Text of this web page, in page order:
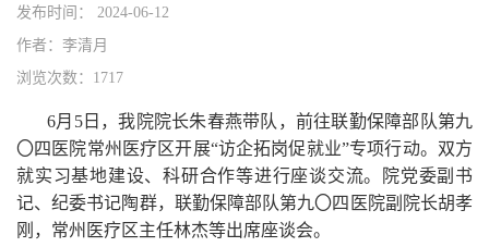
发布时间： 2024-06-12
作者：李清月
浏览次数：1717
6月5日，我院院长朱春燕带队，前往联勤保障部队第九
〇四医院常州医疗区开展“访企拓岗促就业”专项行动。双方
就实习基地建设、科研合作等进行座谈交流。院党委副书
记、纪委书记陶群，联勤保障部队第九〇四医院副院长胡孝
刚，常州医疗区主任林杰等出席座谈会。